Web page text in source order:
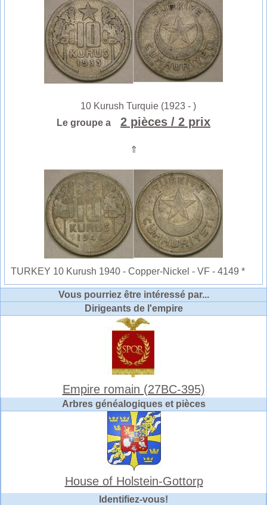
10 Kurush Turquie (1923 - )
Le groupe a
2 pièces / 2 prix
⇑
TURKEY 10 Kurush 1940 - Copper-Nickel - VF - 4149 *
Vous pourriez être intéressé par...
Dirigeants de l'empire
Empire romain (27BC-395)
Arbres généalogiques et pièces
House of Holstein-Gottorp
Identifiez-vous!